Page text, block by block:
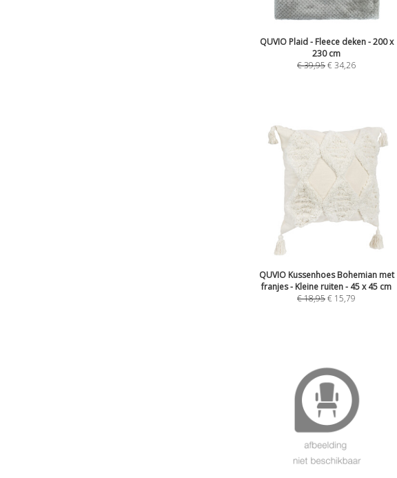
QUVIO Plaid - Fleece deken - 200 x
230 cm
€39,95€34,26
QUVIO Kussenhoes Bohemian met
franjes - Kleine ruiten - 45 x 45 cm
€18,95€ 15,79